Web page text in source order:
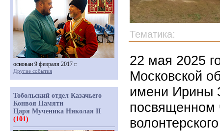
Тематика:
22 мая 2025
Московской
имени Ирины
посвященном
основан 9 февраля 2017 г.
Другие события
Тобольский отдел Казачьего
Конвоя Памяти
Царя Мученика Николая II
(101)